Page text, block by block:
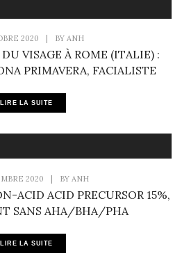
2020 BY ANH
VISAGE À ROME (ITALIE) :
PRIMAVERA, FACIALISTE
LIRE LA SUITE
2020 | BY ANH
ACID ACID PRECURSOR 15%,
SANS AHA/BHA/PHA
LIRE LA SUITE